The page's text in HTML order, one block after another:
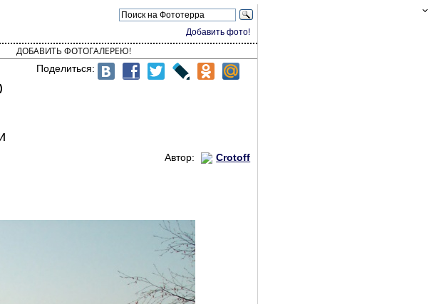
Добавить фото!
ДОБАВИТЬ ФОТОГАЛЕРЕЮ!
Поделиться:
Автор:
Crotoff